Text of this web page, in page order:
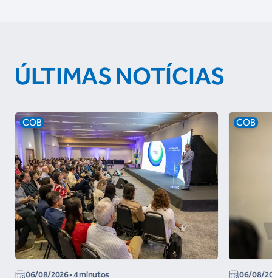
ÚLTIMAS NOTÍCIAS
COB
06/08/2026• 4 minutos
COB
06/08/